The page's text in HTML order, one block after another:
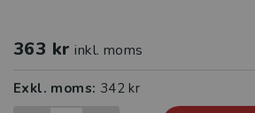
363 kr inkl. moms
Exkl. moms: 342 kr